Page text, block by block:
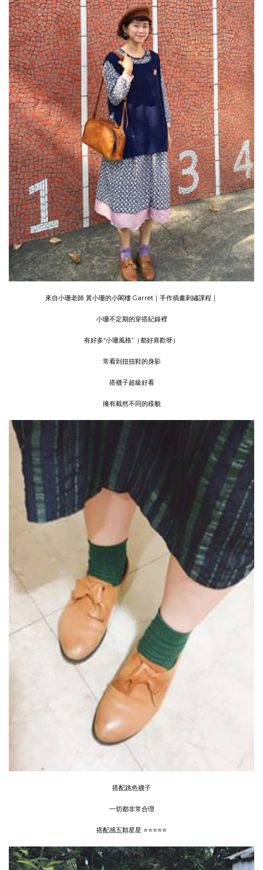
來自小珊老師 黃小珊的小閣樓 Garret｜手作插畫刺繡課程｜
小珊不定期的穿搭紀錄裡
有好多“小珊風格”（都好喜歡呀）
常看到扭扭鞋的身影
搭襪子超級好看
擁有截然不同的樣貌
搭配跳色襪子
一切都非常合理
搭配感五顆星星 ⭐⭐⭐⭐⭐